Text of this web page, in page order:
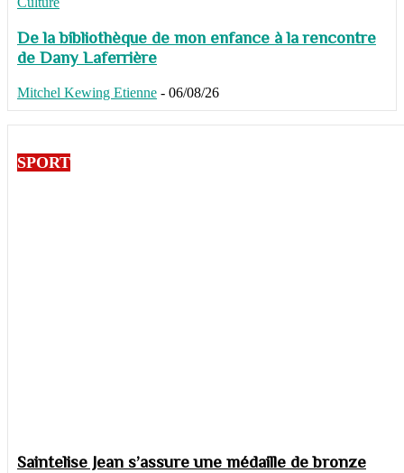
De la bibliothèque de mon enfance à la rencontre
de Dany Laferrière
Mitchel Kewing Etienne - 06/08/26
SPORT
Saintelise Jean s’assure une médaille de bronze